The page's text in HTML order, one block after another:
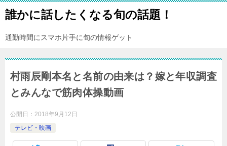
誰かに話したくなる旬の話題！
通勤時間にスマホ片手に旬の情報ゲット
村雨辰剛本名と名前の由来は？嫁と年収調査
とみんなで筋肉体操動画
公開日： 2018年9月12日
テレビ・映画